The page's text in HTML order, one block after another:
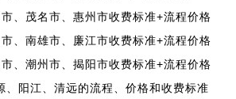
、茂名市、惠州市收费标准+流程价格
、南雄市、廉江市收费标准+流程价格
、潮州市、揭阳市收费标准+流程价格
阳江、清远的流程、价格和收费标准